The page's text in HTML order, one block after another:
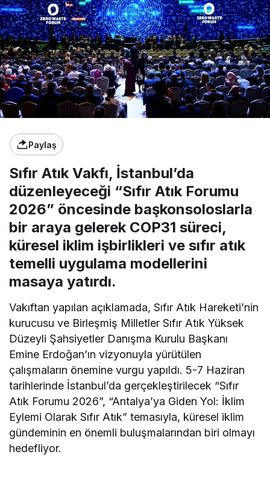
Paylaş
Sıfır Atık Vakfı, İstanbul’da
düzenleyeceği “Sıfır Atık Forumu
2026” öncesinde başkonsoloslarla
bir araya gelerek COP31 süreci,
küresel iklim işbirlikleri ve sıfır atık
temelli uygulama modellerini
masaya yatırdı.
Vakıftan yapılan açıklamada, Sıfır Atık Hareketi’nin
kurucusu ve Birleşmiş Milletler Sıfır Atık Yüksek
Düzeyli Şahsiyetler Danışma Kurulu Başkanı
Emine Erdoğan’ın vizyonuyla yürütülen
çalışmaların önemine vurgu yapıldı. 5-7 Haziran
tarihlerinde İstanbul’da gerçekleştirilecek “Sıfır
Atık Forumu 2026”, “Antalya’ya Giden Yol: İklim
Eylemi Olarak Sıfır Atık” temasıyla, küresel iklim
gündeminin en önemli buluşmalarından biri olmayı
hedefliyor.